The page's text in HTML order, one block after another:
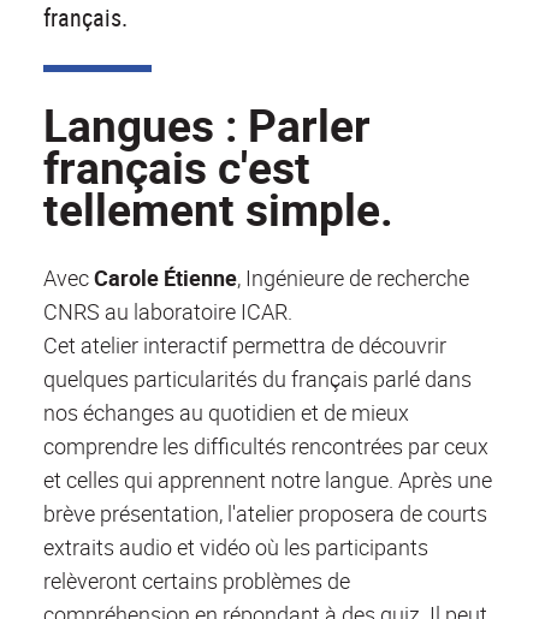
français.
Langues : Parler
français c'est
tellement simple.
AvecCarole Étienne, Ingénieure de recherche
CNRS au laboratoire ICAR.
Cet atelier interactif permettra de découvrir
quelques particularités du français parlé dans
nos échanges au quotidien et de mieux
comprendre les difficultés rencontrées par ceux
et celles qui apprennent notre langue. Après une
brève présentation, l'atelier proposera de courts
extraits audio et vidéo où les participants
relèveront certains problèmes de